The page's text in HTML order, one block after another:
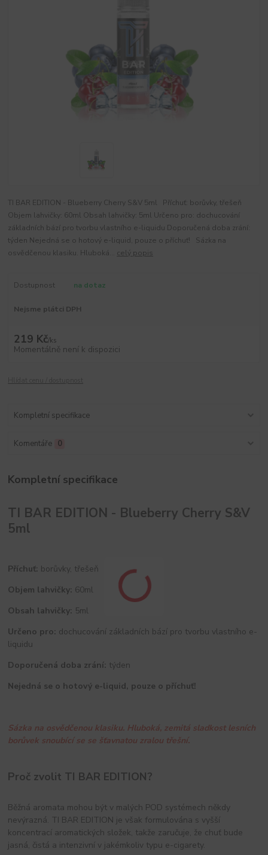
TI BAR EDITION - Blueberry Cherry S&V 5ml Příchuť: borůvky, třešeň
Objem lahvičky: 60ml Obsah lahvičky: 5ml Určeno pro: dochucování
základních bází pro tvorbu vlastního e-liquidu Doporučená doba zrání:
týden Nejedná se o hotový e-liquid, pouze o příchuť! Sázka na
osvědčenou klasiku. Hluboká... celý popis
Dostupnost na dotaz
Nejsme plátci DPH
219 Kč/ks
Momentálně není k dispozici
Kompletní specifikace
Komentáře 0
Kompletní specifikace
TI BAR EDITION - Blueberry Cherry S&V
5ml
Příchuť: borůvky, třešeň
Objem lahvičky: 60ml
Obsah lahvičky: 5ml
Určeno pro: dochucování základních bází pro tvorbu vlastního e-
liquidu
Doporučená doba zrání: týden
Nejedná se o hotový e-liquid, pouze o příchuť!
Sázka na osvědčenou klasiku. Hluboká, zemitá sladkost lesních
borůvek snoubící se se šťavnatou zralou třešní.
Proč zvolit TI BAR EDITION?
Běžná aromata mohou být v malých POD systémech někdy
nevýrazná. TI BAR EDITION je však formulována s vyšší
koncentrací aromatických složek, takže zaručuje, že chuť bude
jasná, čistá a intenzivní v jakémkoliv typu e-cigarety.